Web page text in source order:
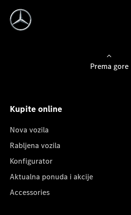
Prema gore
Kupite online
Nova vozila
Rabljena vozila
Konfigurator
Aktualna ponuda i akcije
Accessories